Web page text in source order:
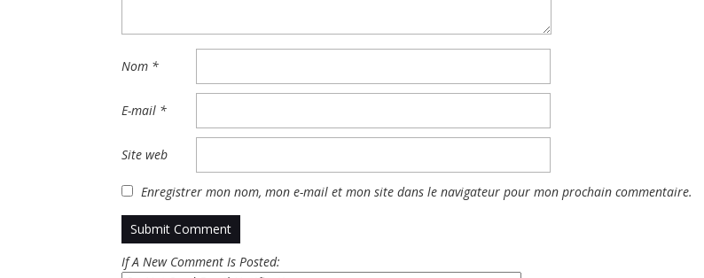
Nom *
E-mail *
Site web
Enregistrer mon nom, mon e-mail et mon site dans le navigateur pour mon prochain commentaire.
If A New Comment Is Posted: